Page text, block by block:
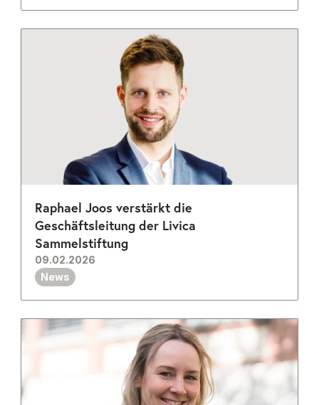
Raphael Joos verstärkt die
Geschäftsleitung der Livica
Sammelstiftung
09.02.2026
News